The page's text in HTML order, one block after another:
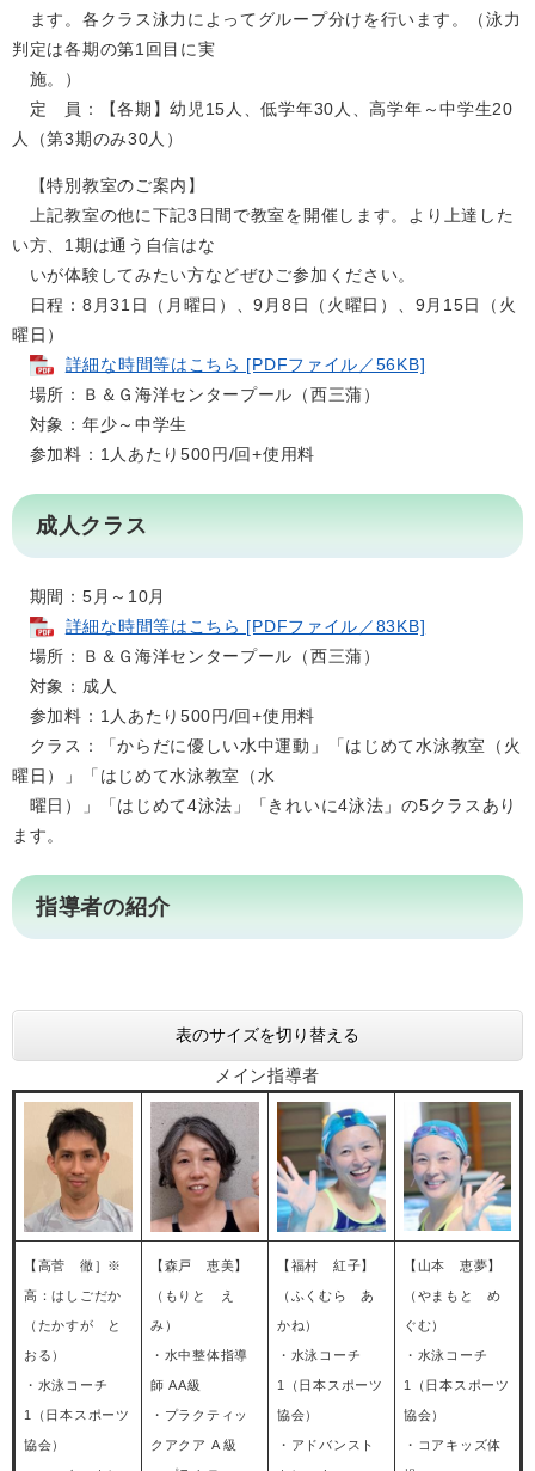
ます。各クラス泳力によってグループ分けを行います。（泳力
判定は各期の第1回目に実
施。）
定 員：【各期】幼児15人、低学年30人、高学年～中学生20
人（第3期のみ30人）
【特別教室のご案内】
上記教室の他に下記3日間で教室を開催します。より上達した
い方、1期は通う自信はな
いが体験してみたい方などぜひご参加ください。
日程：8月31日（月曜日）、9月8日（火曜日）、9月15日（火
曜日）
詳細な時間等はこちら [PDFファイル／56KB]
場所：Ｂ＆Ｇ海洋センタープール（西三蒲）
対象：年少～中学生
参加料：1人あたり500円/回+使用料
成人クラス
期間：5月～10月
詳細な時間等はこちら [PDFファイル／83KB]
場所：Ｂ＆Ｇ海洋センタープール（西三蒲）
対象：成人
参加料：1人あたり500円/回+使用料
クラス：「からだに優しい水中運動」「はじめて水泳教室（火
曜日）」「はじめて水泳教室（水
曜日）」「はじめて4泳法」「きれいに4泳法」の5クラスあり
ます。
指導者の紹介
表のサイズを切り替える
メイン指導者
【高菅 徹］※
高：はしごだか
（たかすが と
おる）
・水泳コーチ
1（日本スポーツ
協会）
【森戸 恵美】
（もりと え
み）
・水中整体指導
師 AA級
・プラクティッ
クアクア A 級
【福村 紅子】
（ふくむら あ
かね）
・水泳コーチ
1（日本スポーツ
協会）
・アドバンスト
【山本 恵夢】
（やまもと め
ぐむ）
・水泳コーチ
1（日本スポーツ
協会）
・コアキッズ体